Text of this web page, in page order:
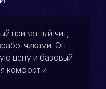
приватный чит,
Он
цену и базовый
комфорт и